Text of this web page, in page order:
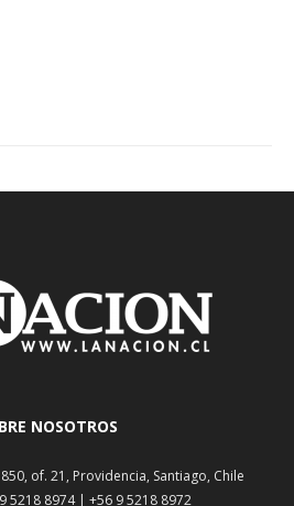
NOSOTROS
of. 21, Providencia, Santiago, Chile
5218 8974 | +56 9 5218 8972